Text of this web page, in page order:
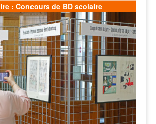
: Concours de BD scolaire